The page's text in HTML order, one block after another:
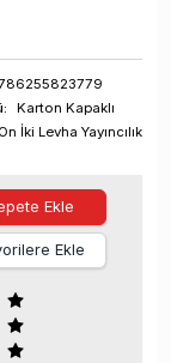
Karton Kapaklı
On İki Levha Yayıncılık
Ekle
Ekle